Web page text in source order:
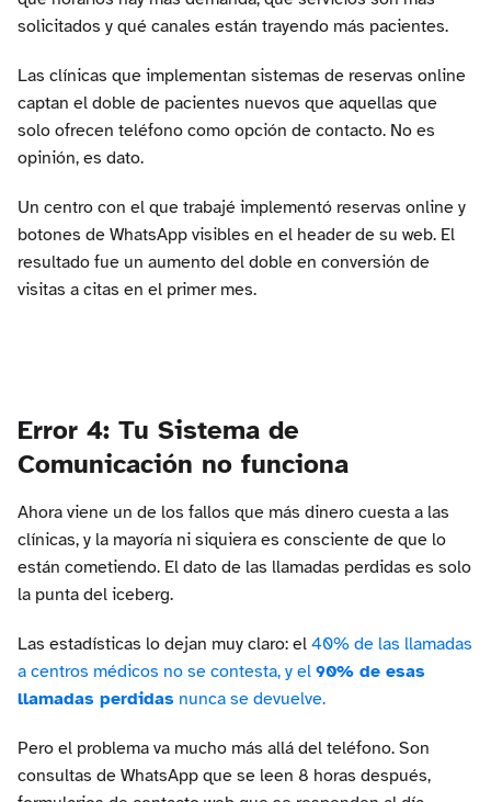
solicitados y qué canales están trayendo más pacientes.
Las clínicas que implementan sistemas de reservas online
captan el doble de pacientes nuevos que aquellas que
solo ofrecen teléfono como opción de contacto. No es
opinión, es dato.
Un centro con el que trabajé implementó reservas online y
botones de WhatsApp visibles en el header de su web. El
resultado fue un aumento del doble en conversión de
visitas a citas en el primer mes.
Error 4: Tu Sistema de
Comunicación no funciona
Ahora viene un de los fallos que más dinero cuesta a las
clínicas, y la mayoría ni siquiera es consciente de que lo
están cometiendo. El dato de las llamadas perdidas es solo
la punta del iceberg.
Las estadísticas lo dejan muy claro: el 40% de las llamadas
a centros médicos no se contesta, y el 90% de esas
llamadas perdidas nunca se devuelve.
Pero el problema va mucho más allá del teléfono. Son
consultas de WhatsApp que se leen 8 horas después,